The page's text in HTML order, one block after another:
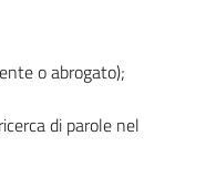
o abrogato);
di parole nel